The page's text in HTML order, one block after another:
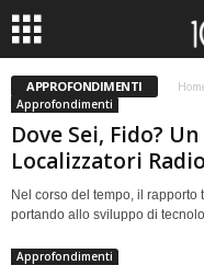
APPROFONDIMENTI
Approfondimenti
Dove Sei, Fido?
Localizzatori
Nel corso del tempo, il
portando allo sviluppo di
Approfondimenti